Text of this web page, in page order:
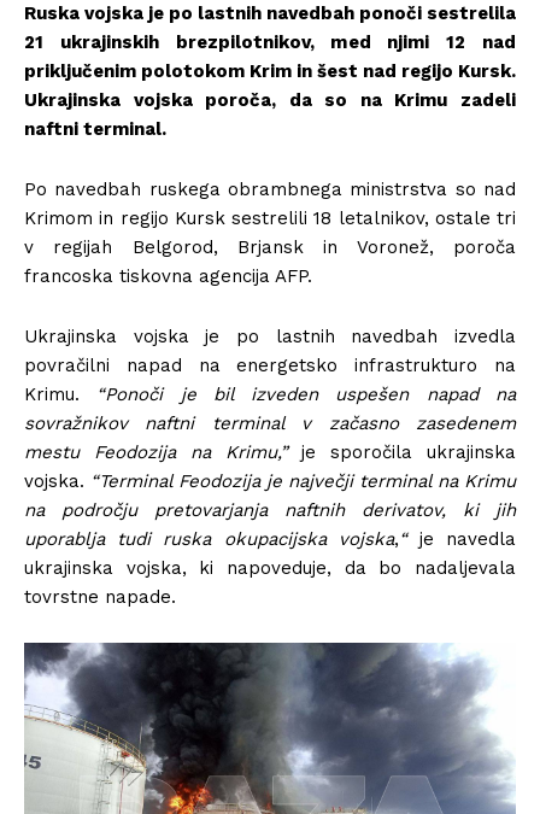
Ruska vojska je po lastnih navedbah ponoči sestrelila
21 ukrajinskih brezpilotnikov, med njimi 12 nad
priključenim polotokom Krim in šest nad regijo Kursk.
Ukrajinska vojska poroča, da so na Krimu zadeli
naftni terminal.
Po navedbah ruskega obrambnega ministrstva so nad
Krimom in regijo Kursk sestrelili 18 letalnikov, ostale tri
v regijah Belgorod, Brjansk in Voronež, poroča
francoska tiskovna agencija AFP.
Ukrajinska vojska je po lastnih navedbah izvedla
povračilni napad na energetsko infrastrukturo na
Krimu. “Ponoči je bil izveden uspešen napad na
sovražnikov naftni terminal v začasno zasedenem
mestu Feodozija na Krimu,”je sporočila ukrajinska
vojska. “Terminal Feodozija je največji terminal na Krimu
na področju pretovarjanja naftnih derivatov, ki jih
uporablja tudi ruska okupacijska vojska,“je navedla
ukrajinska vojska, ki napoveduje, da bo nadaljevala
tovrstne napade.